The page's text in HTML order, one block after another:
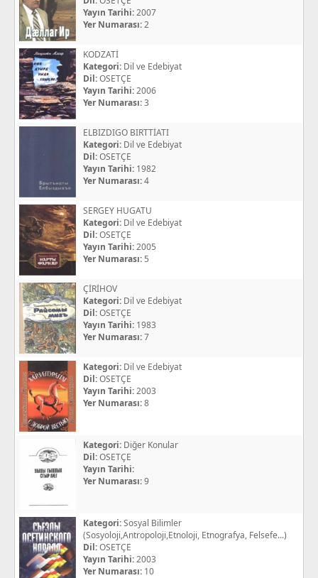
Yayın Tarihi:2007
Yer Numarası:2
KODZATİ
Kategori: Dil ve Edebiyat
Dil:OSETÇE
Yayın Tarihi:2006
Yer Numarası:3
ELBIZDIGO BIRTTİATI
Kategori: Dil ve Edebiyat
Dil:OSETÇE
Yayın Tarihi: 1982
Yer Numarası:4
SERGEY HUGATU
Kategori: Dil ve Edebiyat
Dil:OSETÇE
Yayın Tarihi:2005
Yer Numarası: 5
ÇİRİHOV
Kategori: Dil ve Edebiyat
Dil:OSETÇE
Yayın Tarihi: 1983
Yer Numarası:7
Kategori: Dil ve Edebiyat
Dil:OSETÇE
Yayın Tarihi:2003
Yer Numarası:8
Kategori: Diğer Konular
Dil:OSETÇE
Yayın Tarihi:
Yer Numarası:9
Kategori:Sosyal Bilimler
(Sosyoloji,Antropoloji,Etnoloji, Etnografya, Felsefe...)
Dil:OSETÇE
Yayın Tarihi:2003
Yer Numarası: 10